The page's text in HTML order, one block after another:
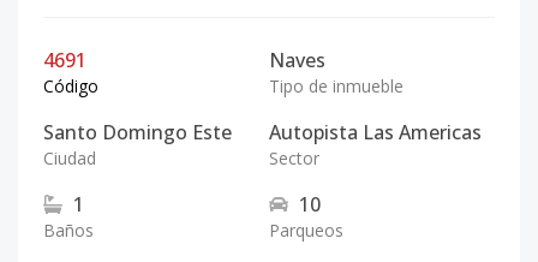
4691
Código
Naves
Tipo de inmueble
Santo Domingo Este
Ciudad
Autopista Las Americas
Sector
1
Baños
10
Parqueos